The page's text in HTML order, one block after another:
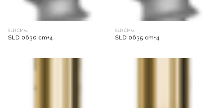
SLD CM+4
SLD 0630 cm+4
SLD CM+4
SLD 0635 cm+4